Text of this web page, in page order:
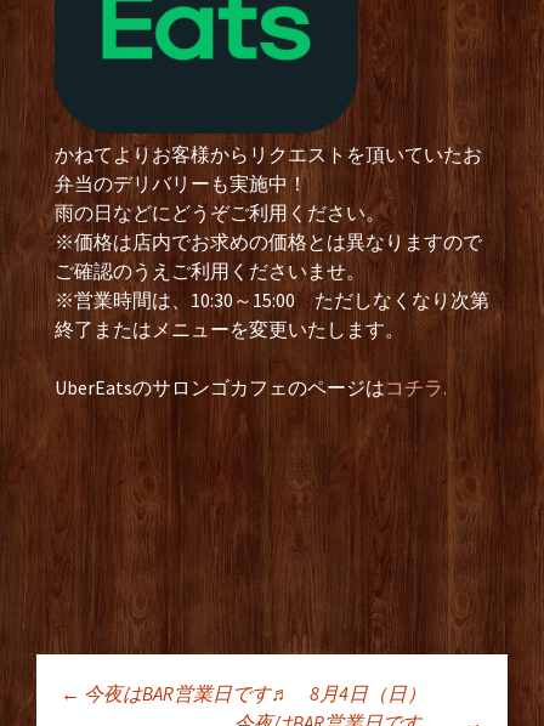
かねてよりお客様からリクエストを頂いていたお
弁当のデリバリーも実施中！
雨の日などにどうぞご利用ください。
※価格は店内でお求めの価格とは異なりますので
ご確認のうえご利用くださいませ。
※営業時間は、10:30～15:00 ただしなくなり次第
終了またはメニューを変更いたします。
UberEatsのサロンゴカフェのページはコチラ.
← 今夜はBAR営業日です♬ 8月4日（日）